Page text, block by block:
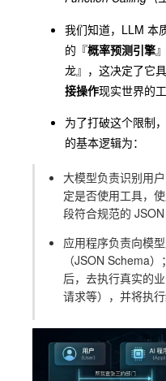
我们知道，LLM 本
的『概率预测引擎
龙』，这决定了它
接操作现实世界的工
为了打破这个限制，
的基本逻辑为：
大模型负责识别用
定是否使用工具，
段符合规范的 JSON
应用程序负责向模
（JSON Schema
后，去执行真实的
请求等），并将执行